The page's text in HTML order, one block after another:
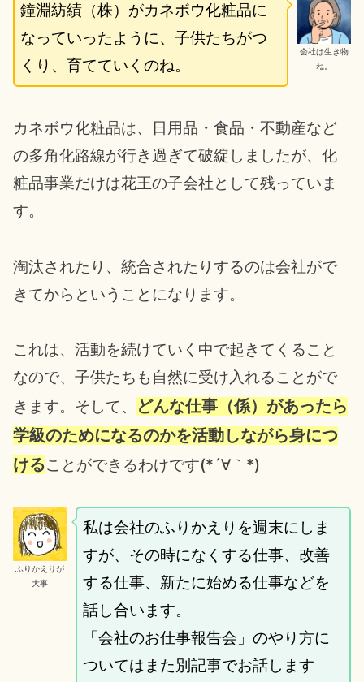
会社は生き物
ね。
鐘淵紡績（株）がカネボウ化粧品に
なっていったように、子供たちがつ
くり、育てていくのね。
カネボウ化粧品は、日用品・食品・不動産など
の多角化路線が行き過ぎて破綻しましたが、化
粧品事業だけは花王の子会社として残っていま
す。
淘汰されたり、統合されたりするのは会社がで
きてからということになります。
これは、活動を続けていく中で起きてくること
なので、子供たちも自然に受け入れることがで
きます。そして、
どんな仕事（係）があったら
学級のためになるのかを活動しながら身につ
けることができるわけです(*´∀｀*)
ふりかえりが
大事
私は会社のふりかえりを週末にしま
すが、その時になくする仕事、改善
する仕事、新たに始める仕事などを
話し合います。
「会社のお仕事報告会」のやり方に
ついてはまた別記事でお話します